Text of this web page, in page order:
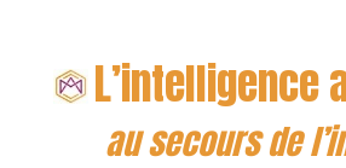
au secours de